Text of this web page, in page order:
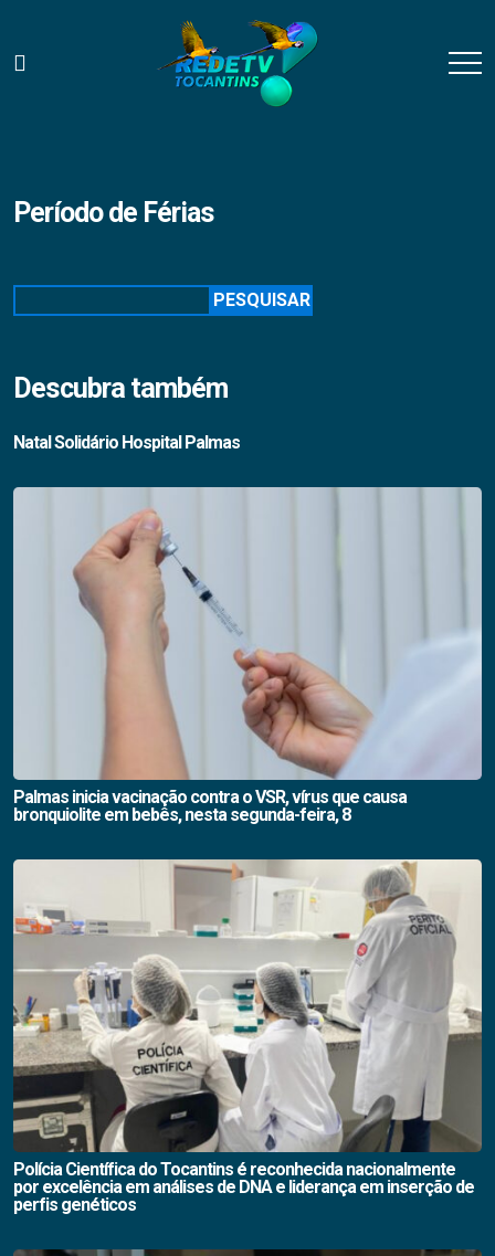
Período de Férias
PESQUISAR
Descubra também
Natal Solidário Hospital Palmas
Palmas inicia vacinação contra o VSR, vírus que causa
bronquiolite em bebês, nesta segunda-feira, 8
Polícia Científica do Tocantins é reconhecida nacionalmente
por excelência em análises de DNA e liderança em inserção de
perfis genéticos